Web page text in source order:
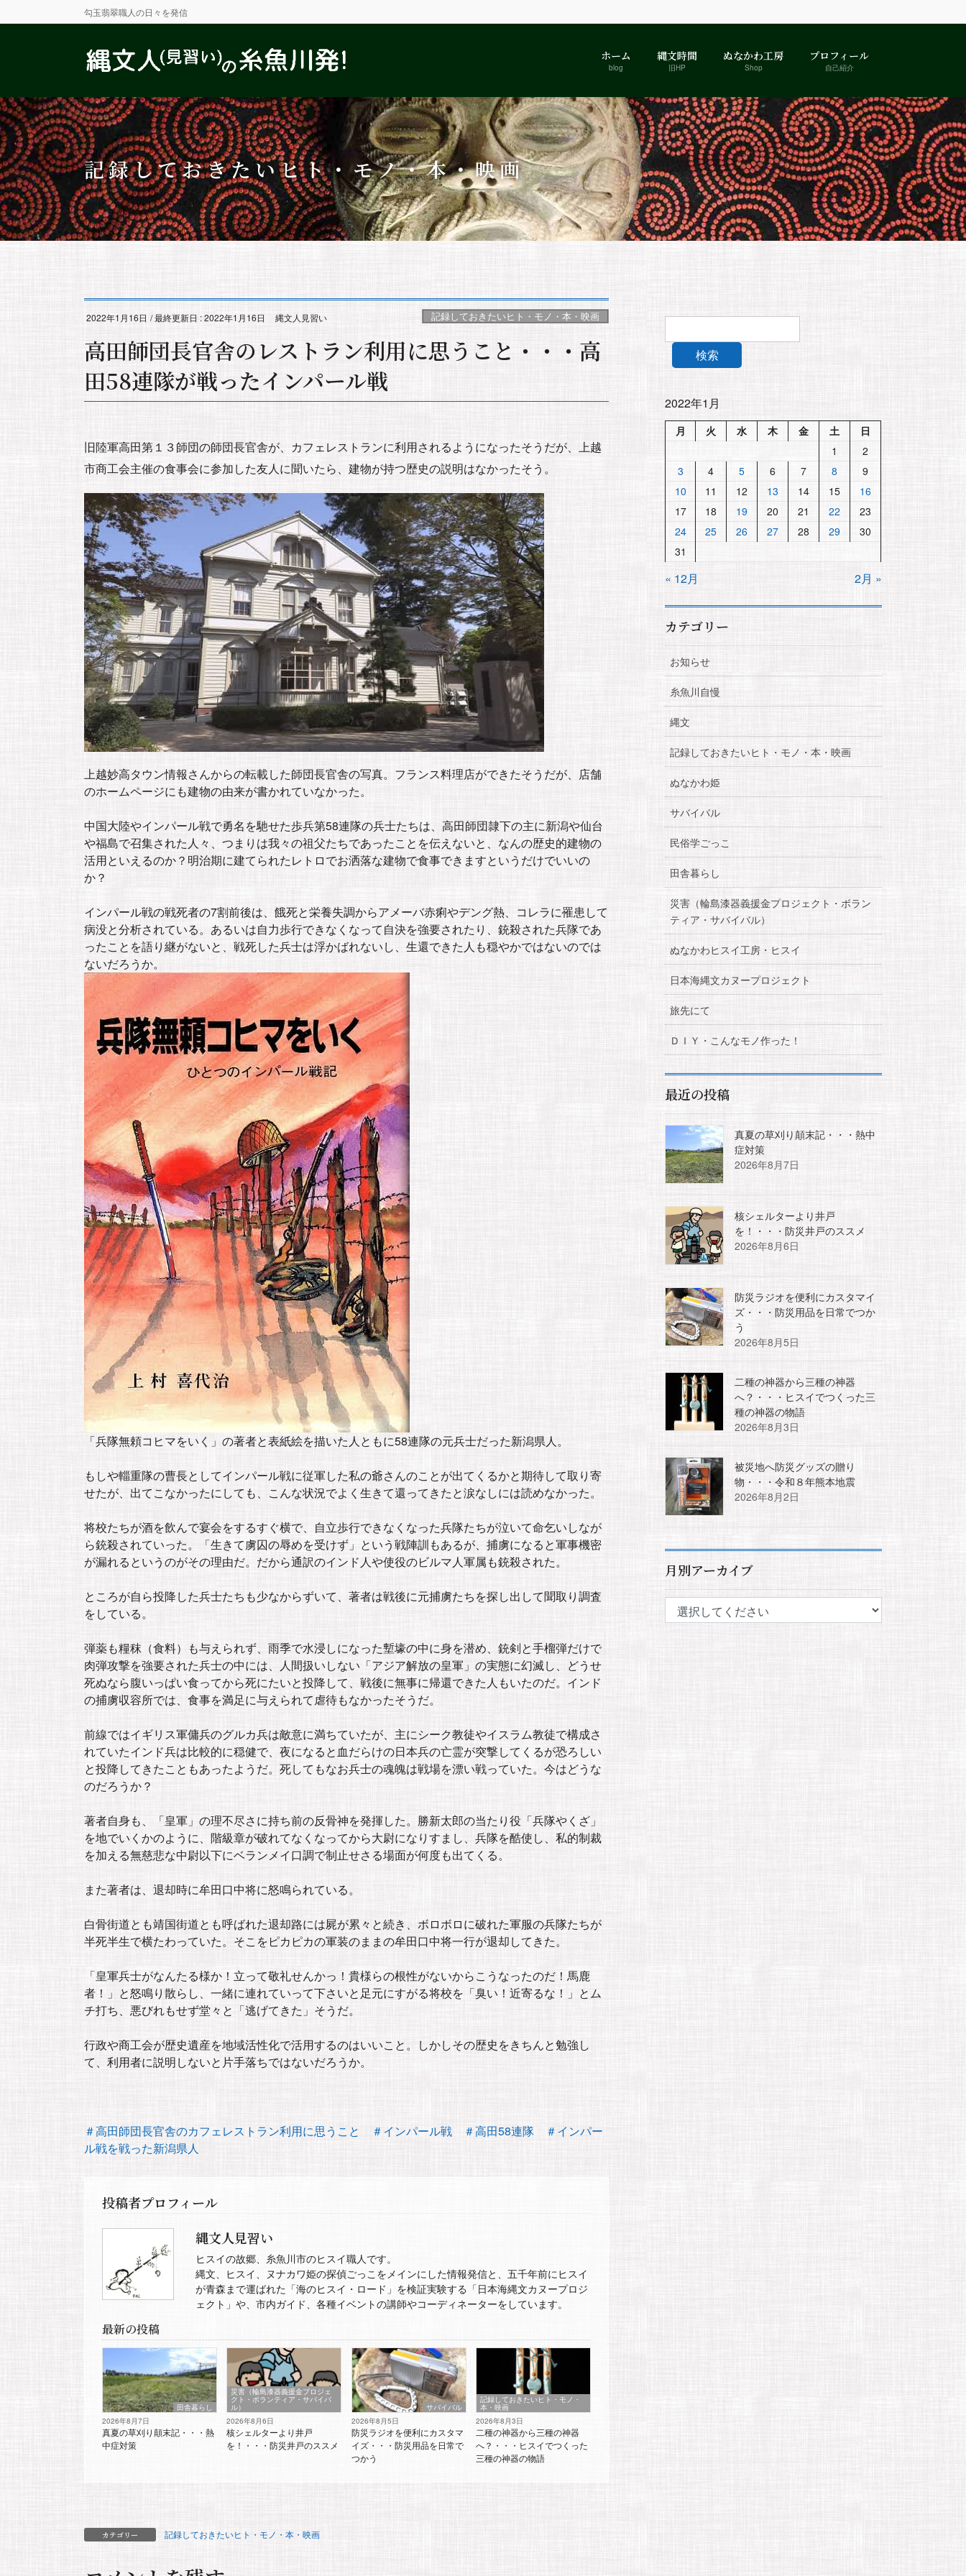
勾玉翡翠職人の日々を発信
ホーム
blog
縄文時間
旧HP
ぬなかわ工房
Shop
プロフィール
自己紹介
記録しておきたいヒト・モノ・本・映画
2022年1月16日 / 最終更新日 :2022年1月16日 縄文人見習い 記録しておきたいヒト・モノ・本・映画
高田師団長官舎のレストラン利用に思うこと・・・高
田58連隊が戦ったインパール戦
旧陸軍高田第１３師団の師団長官舎が、カフェレストランに利用されるようになったそうだが、上越
市商工会主催の食事会に参加した友人に聞いたら、建物が持つ歴史の説明はなかったそう。
上越妙高タウン情報さんからの転載した師団長官舎の写真。フランス料理店ができたそうだが、店舗
のホームページにも建物の由来が書かれていなかった。
中国大陸やインパール戦で勇名を馳せた歩兵第58連隊の兵士たちは、高田師団隷下の主に新潟や仙台
や福島で召集された人々、つまりは我々の祖父たちであったことを伝えないと、なんの歴史的建物の
活用といえるのか？明治期に建てられたレトロでお洒落な建物で食事できますというだけでいいの
か？
インパール戦の戦死者の7割前後は、餓死と栄養失調からアメーバ赤痢やデング熱、コレラに罹患して
病没と分析されている。あるいは自力歩行できなくなって自決を強要されたり、銃殺された兵隊であ
ったことを語り継がないと、戦死した兵士は浮かばれないし、生還できた人も穏やかではないのでは
ないだろうか。
「兵隊無頼コヒマをいく」の著者と表紙絵を描いた人ともに58連隊の元兵士だった新潟県人。
もしや輜重隊の曹長としてインパール戦に従軍した私の爺さんのことが出てくるかと期待して取り寄
せたが、出てこなかったにしても、こんな状況でよく生きて還ってきたと涙なしには読めなかった。
将校たちが酒を飲んで宴会をするすぐ横で、自立歩行できなくなった兵隊たちが泣いて命乞いしなが
ら銃殺されていった。「生きて虜囚の辱めを受けず」という戦陣訓もあるが、捕虜になると軍事機密
が漏れるというのがその理由だ。だから通訳のインド人や使役のビルマ人軍属も銃殺された。
ところが自ら投降した兵士たちも少なからずいて、著者は戦後に元捕虜たちを探し出して聞取り調査
をしている。
弾薬も糧秣（食料）も与えられず、雨季で水浸しになった塹壕の中に身を潜め、銃剣と手榴弾だけで
肉弾攻撃を強要された兵士の中には、人間扱いしない「アジア解放の皇軍」の実態に幻滅し、どうせ
死ぬなら腹いっぱい食ってから死にたいと投降して、戦後に無事に帰還できた人もいたのだ。インド
の捕虜収容所では、食事を満足に与えられて虐待もなかったそうだ。
前線ではイギリス軍傭兵のグルカ兵は敵意に満ちていたが、主にシーク教徒やイスラム教徒で構成さ
れていたインド兵は比較的に穏健で、夜になると血だらけの日本兵の亡霊が突撃してくるが恐ろしい
と投降してきたこともあったようだ。死してもなお兵士の魂魄は戦場を漂い戦っていた。今はどうな
のだろうか？
著者自身も、「皇軍」の理不尽さに持ち前の反骨神を発揮した。勝新太郎の当たり役「兵隊やくざ」
を地でいくかのように、階級章が破れてなくなってから大尉になりすまし、兵隊を酷使し、私的制裁
を加える無慈悲な中尉以下にベランメイ口調で制止せさる場面が何度も出てくる。
また著者は、退却時に牟田口中将に怒鳴られている。
白骨街道とも靖国街道とも呼ばれた退却路には屍が累々と続き、ボロボロに破れた軍服の兵隊たちが
半死半生で横たわっていた。そこをピカピカの軍装のままの牟田口中将一行が退却してきた。
「皇軍兵士がなんたる様か！立って敬礼せんかっ！貴様らの根性がないからこうなったのだ！馬鹿
者！」と怒鳴り散らし、一緒に連れていって下さいと足元にすがる将校を「臭い！近寄るな！」とム
チ打ち、悪びれもせず堂々と「逃げてきた」そうだ。
行政や商工会が歴史遺産を地域活性化で活用するのはいいこと。しかしその歴史をきちんと勉強し
て、利用者に説明しないと片手落ちではないだろうか。
＃高田師団長官舎のカフェレストラン利用に思うこと ＃インパール戦 ＃高田58連隊
＃インパー
ル戦を戦った新潟県人
投稿者プロフィール
縄文人見習い
ヒスイの故郷、糸魚川市のヒスイ職人です。
縄文、ヒスイ、ヌナカワ姫の探偵ごっこをメインにした情報発信と、五千年前にヒスイ
が青森まで運ばれた「海のヒスイ・ロード」を検証実験する「日本海縄文カヌープロジ
ェクト」や、市内ガイド、各種イベントの講師やコーディネーターをしています。
最新の投稿
田舎暮らし
2026年8月7日
真夏の草刈り顛末記・・・熱
中症対策
災害（輪島漆器義援金プロジェ
クト・ボランティア・サバイバ
ル）
2026年8月6日
核シェルターより井戸
を！・・・防災井戸のススメ
サバイバル
2026年8月5日
防災ラジオを便利にカスタマ
イズ・・・防災用品を日常で
つかう
記録しておきたいヒト・モノ・
本・映画
2026年8月3日
二種の神器から三種の神器
へ？・・・ヒスイでつくった
三種の神器の物語
カテゴリー 記録しておきたいヒト・モノ・本・映画
検索
2022年1月
月 火 水 木 金 土
日
1
2
3
4 5 6 7 8
9
10
11 12 13 14 15
16
17
18 19 20 21 22
23
24
25 26 27 28 29
30
31
« 12月 2月 »
カテゴリー
お知らせ
糸魚川自慢
縄文
記録しておきたいヒト・モノ・本・映画
ぬなかわ姫
サバイバル
民俗学ごっこ
田舎暮らし
災害（輪島漆器義援金プロジェクト・ボラン
ティア・サバイバル）
ぬなかわヒスイ工房・ヒスイ
日本海縄文カヌープロジェクト
旅先にて
ＤＩＹ・こんなモノ作った！
最近の投稿
真夏の草刈り顛末記・・・熱中
症対策
2026年8月7日
核シェルターより井戸
を！・・・防災井戸のススメ
2026年8月6日
防災ラジオを便利にカスタマイ
ズ・・・防災用品を日常でつか
う
2026年8月5日
二種の神器から三種の神器
へ？・・・ヒスイでつくった三
種の神器の物語
2026年8月3日
被災地へ防災グッズの贈り
物・・・令和８年熊本地震
2026年8月2日
月別アーカイブ